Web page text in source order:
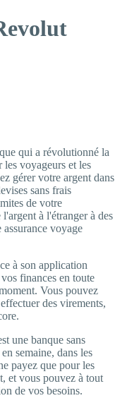
qui a révolutionné la
les voyageurs et les
gérer votre argent dans
sans frais
de votre
à l'étranger à des
voyage
à son application
finances en toute
Vous pouvez
des virements,
une banque sans
semaine, dans les
payez que pour les
et vous pouvez à tout
de vos besoins.